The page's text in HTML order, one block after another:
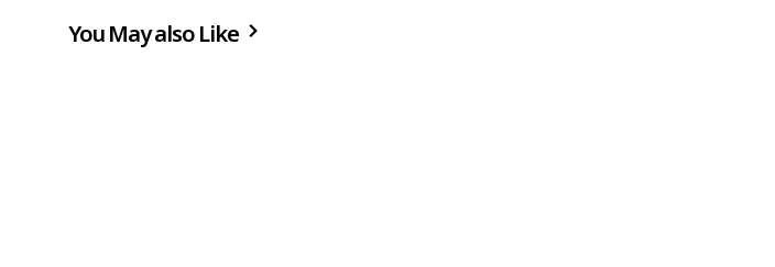
You May also Like